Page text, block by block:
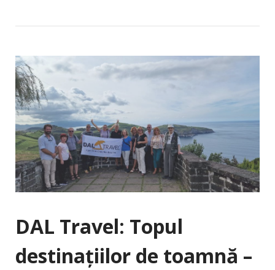
DAL Travel: Topul
destinațiilor de toamnă –